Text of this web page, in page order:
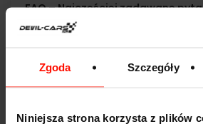
Zgoda Szczegóły
Niniejsza strona korzysta z plików
FAQ – Najczęściej zadawane
Jak często należy wymieniać
kilometrów. Stary płyn obniża
Czy mogę wymienić tylko